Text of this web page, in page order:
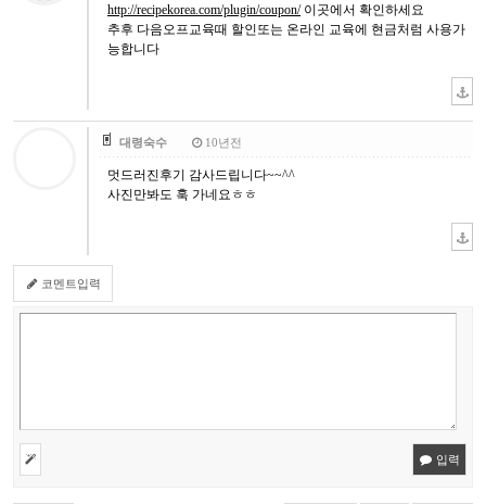
http://recipekorea.com/plugin/coupon/이곳에서 확인하세요
추후 다음오프교육때 할인또는 온라인 교육에 현금처럼 사용가
능합니다
대령숙수 10년전
멋드러진후기 감사드립니다~~^^
사진만봐도 훅 가네요ㅎㅎ
코멘트입력
입력